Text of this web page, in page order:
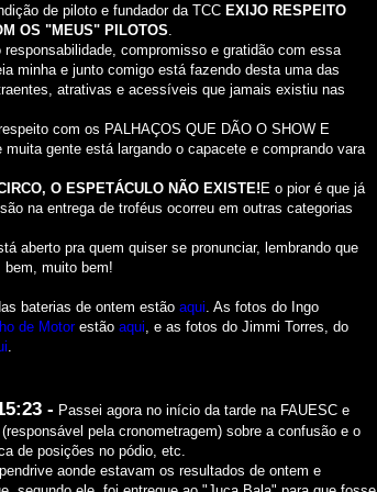
de piloto e fundador da TCC EXIJO RESPEITO
OS "MEUS" PILOTOS.
compromisso e gratidão com essa
minha e junto comigo está fazendo desta uma das
atrativas e acessíveis que jamais existiu nas
com os PALHAÇOS QUE DÃO O SHOW E
gente está largando o capacete e comprando vara
O ESPETÁCULO NÃO EXISTE! E o pior é que já
na entrega de troféus ocorreu em outras categorias
aberto pra quem quiser se pronunciar, lembrando que
bem, muito bem!
baterias de ontem estão aqui. As fotos do Ingo
de Motorestão aqui, e as fotos do Jimmi Torres, do
.
- Passei agora no início da tarde na FAUESC e
pela cronometragem) sobre a confusão e o
de posições no pódio, etc.
aonde estavam os resultados de ontem e